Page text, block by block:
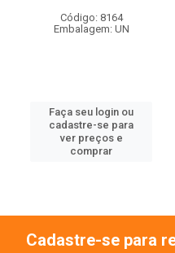
Código: 8164
Embalagem: UN
Faça seu login ou
cadastre-se para
ver preços e
comprar
Cadastre-se para